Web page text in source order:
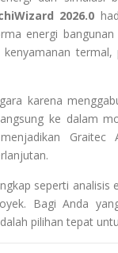
2026.0
energi
karena
ke dalam
seperti
Bagi Anda
pilihan tepat